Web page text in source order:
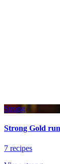
Strong
Strong Gold
7 recipes